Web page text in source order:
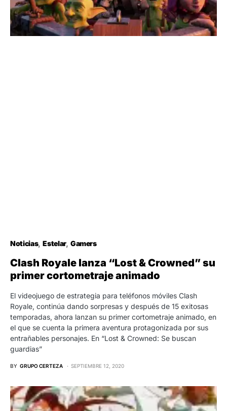
Noticias Estelar Gamers
Clash Royale lanza “Lost & Crowned” su
primer cortometraje animado
El videojuego de estrategia para teléfonos móviles Clash
Royale, continúa dando sorpresas y después de 15 exitosas
temporadas, ahora lanzan su primer cortometraje animado, en
el que se cuenta la primera aventura protagonizada por sus
entrañables personajes. En “Lost & Crowned: Se buscan
guardias”
BY GRUPO CERTEZA SEPTIEMBRE 12, 2020